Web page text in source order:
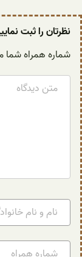
نظرتان را ثبت
شماره همراه